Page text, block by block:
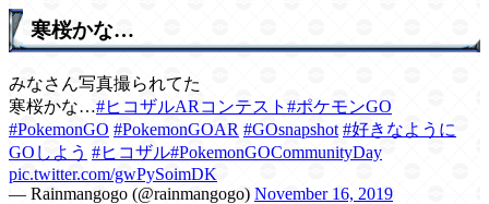
寒桜かな…
みなさん写真撮られてた
寒桜かな…#ヒコザルARコンテスト #ポケモンGO
#PokemonGO #PokemonGOAR #GOsnapshot #好きなように
GOしよう #ヒコザル#PokemonGOCommunityDay
pic.twitter.com/gwPySoimDK
— Rainmangogo (@rainmangogo) November 16, 2019